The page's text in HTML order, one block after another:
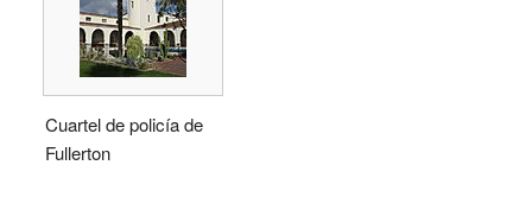
Cuartel de policía de
Fullerton